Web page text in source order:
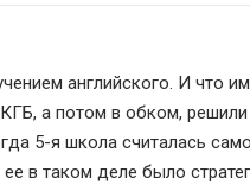
английского. И что
а потом в обком,
5-я школа считалась
в таком деле было